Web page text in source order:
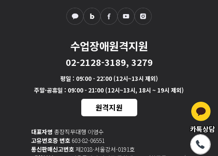
수업장애원격지원
02-2128-3189, 3279
평일 : 09:00 - 22:00 (12시~13시 제외)
주말·공휴일 : 09:00 - 21:00 (12시~13시, 18시 ~ 19시 제외)
원격지원
대표자명 총장직무대행 이영수
고유번호증 번호 603-82-06551
통신판매신고번호제2018-서울강서-0191호
카톡상담